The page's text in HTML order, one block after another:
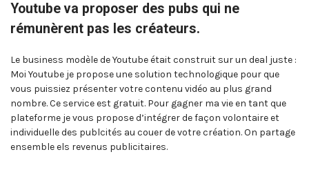
Youtube va proposer des pubs qui ne
rémunèrent pas les créateurs.
Le business modèle de Youtube était construit sur un deal juste :
Moi Youtube je propose une solution technologique pour que
vous puissiez présenter votre contenu vidéo au plus grand
nombre. Ce service est gratuit. Pour gagner ma vie en tant que
plateforme je vous propose d’intégrer de façon volontaire et
individuelle des publcités au couer de votre création. On partage
ensemble els revenus publicitaires.